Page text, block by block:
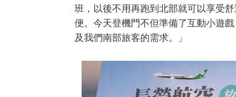
班，以後不用再跑到北部就可以享受
便。今天登機門不但準備了互動小遊
及我們南部旅客的需求。」